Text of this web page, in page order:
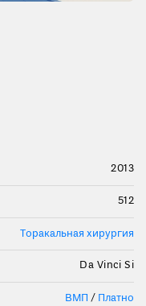
2013
512
Торакальная хирургия
Da Vinci Si
ВМП / Платно